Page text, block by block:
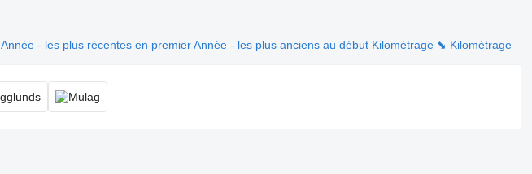
Année - les plus récentes en premier Année - les plus anciens au début Kilométrage ⬊ Kilométrage